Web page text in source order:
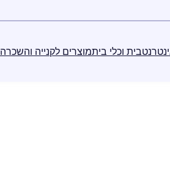
בית וכלי ביתמוצרים לקנייה והשכרה